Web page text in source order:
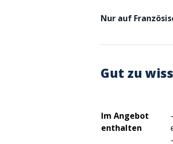
Nur auf
Gut zu
Im Angebot
enthalten